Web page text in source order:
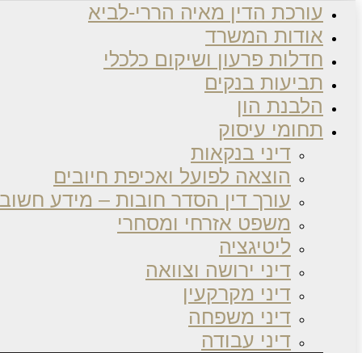
עורכת הדין מאיה הררי-לביא
אודות המשרד
חדלות פרעון ושיקום כלכלי
תביעות בנקים
הלבנת הון
תחומי עיסוק
דיני בנקאות
הוצאה לפועל ואכיפת חיובים
עורך דין הסדר חובות – מידע
משפט אזרחי ומסחרי
ליטיגציה
דיני ירושה וצוואה
דיני מקרקעין
דיני משפחה
דיני עבודה